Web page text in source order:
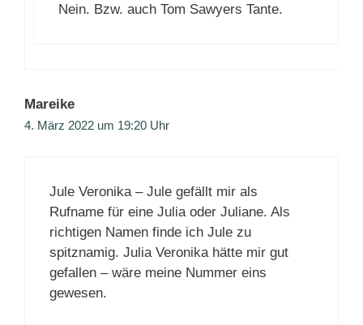
Nein. Bzw. auch Tom Sawyers Tante.
Mareike
4. März 2022 um 19:20 Uhr
Jule Veronika – Jule gefällt mir als
Rufname für eine Julia oder Juliane. Als
richtigen Namen finde ich Jule zu
spitznamig. Julia Veronika hätte mir gut
gefallen – wäre meine Nummer eins
gewesen.